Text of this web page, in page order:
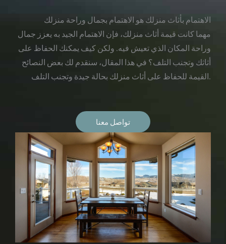
الاهتمام بأثاث منزلك هو الاهتمام بجمال وراحة منزلك
مهما كانت قيمة أثاث منزلك، فإن الاهتمام الجيد به يعزز جمال
وراحة المكان الذي تعيش فيه. ولكن كيف يمكنك الحفاظ على
أثاثك وتجنب التلف؟ في هذا المقال، سنقدم لك بعض النصائح
القيمة للحفاظ على أثاث منزلك بحالة جيدة وتجنب التلف.
تواصل معنا